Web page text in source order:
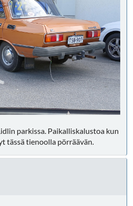
parkissa. Paikalliskalustoa kun
tässä tienoolla pörräävän.